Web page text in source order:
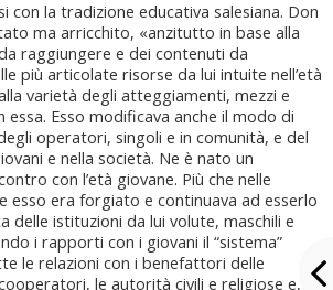
con la tradizione educativa salesiana. Don
ma arricchito, «anzitutto in base alla
raggiungere e dei contenuti da
più articolate risorse da lui intuite nell’età
varietà degli atteggiamenti, mezzi e
essa. Esso modificava anche il modo di
operatori, singoli e in comunità, e del
e nella società. Ne è nato un
con l’età giovane. Più che nelle
esso era forgiato e continuava ad esserlo
delle istituzioni da lui volute, maschili e
i rapporti con i giovani il “sistema”
le relazioni con i benefattori delle
le autorità civili e religiose e, in